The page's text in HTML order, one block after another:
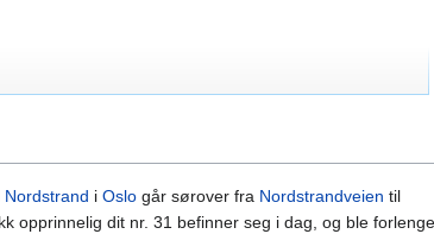
Nordstrand i Oslo går sørover fra Nordstrandveien til
opprinnelig dit nr. 31 befinner seg i dag, og ble